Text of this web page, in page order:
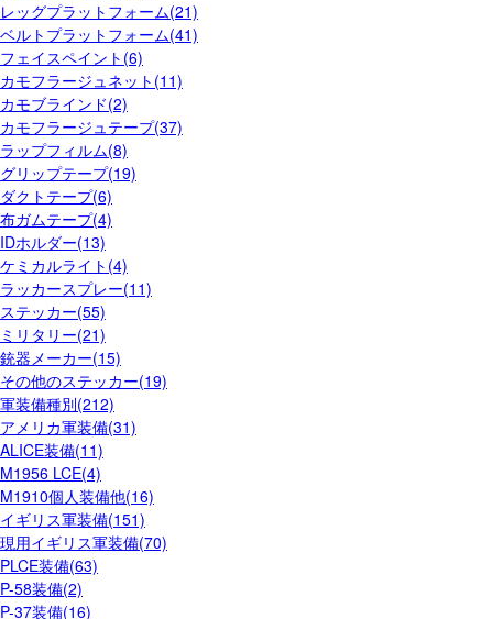
レッグプラットフォーム(21)
ベルトプラットフォーム(41)
フェイスペイント(6)
カモフラージュネット(11)
カモブラインド(2)
カモフラージュテープ(37)
ラップフィルム(8)
グリップテープ(19)
ダクトテープ(6)
布ガムテープ(4)
IDホルダー(13)
ケミカルライト(4)
ラッカースプレー(11)
ステッカー(55)
ミリタリー(21)
銃器メーカー(15)
その他のステッカー(19)
軍装備種別(212)
アメリカ軍装備(31)
ALICE装備(11)
M1956 LCE(4)
M1910個人装備他(16)
イギリス軍装備(151)
現用イギリス軍装備(70)
PLCE装備(63)
P-58装備(2)
P-37装備(16)